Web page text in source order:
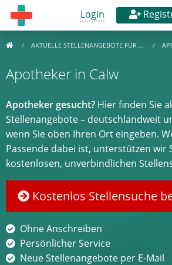
Login
AKTUELLE STELLENANGEBOTE FÜR …
Apotheker in Calw
Apotheker gesucht? Hier finden Sie
Stellenangebote – deutschlandweit
wenn Sie oben Ihren Ort eingeben.
Passende dabei ist, unterstützen wir
kostenlosen, unverbindlichen
Kostenlos Stellensuche
Ohne Anschreiben
Persönlicher Service
Neue Stellenangebote per E-Mail